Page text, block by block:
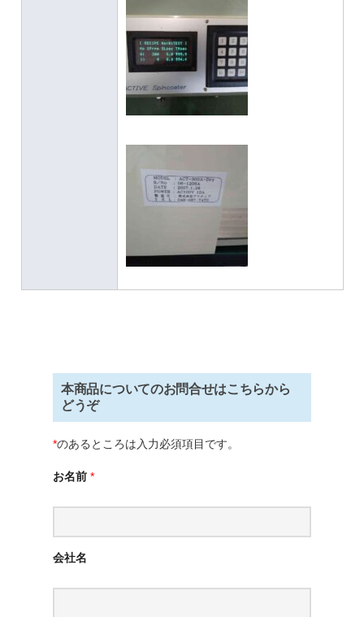
本商品についてのお問合せはこちらから
どうぞ
*のあるところは入力必須項目です。
お名前 *
会社名